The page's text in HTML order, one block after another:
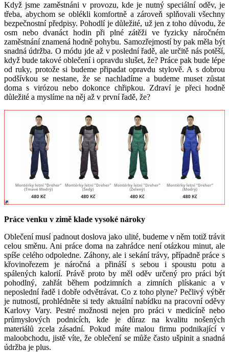
Když jsme zaměstnáni v provozu, kde je nutný speciální oděv, je
třeba, abychom se oblékli komfortně a zároveň splňovali všechny
bezpečnostní předpisy. Pohodlí je důležité, už jen z toho důvodu, že
osm nebo dvanáct hodin při plné zátěži ve fyzicky náročném
zaměstnání znamená hodně pohybu. Samozřejmostí by pak měla být
snadná údržba. O módu jde až v poslední řadě, ale určitě nás potěší,
když bude takové oblečení i opravdu slušet, že? Práce pak bude lépe
od ruky, protože si budeme připadat opravdu stylově. A s dobrou
podšívkou se nestane, že se nachladíme a budeme muset zůstat
doma s virózou nebo dokonce chřipkou. Zdraví je přeci hodně
důležité a myslíme na něj až v první řadě, že?
Práce venku v zimě klade vysoké nároky
Oblečení musí padnout doslova jako ulité, budeme v něm totiž trávit
celou směnu. Ani práce doma na zahrádce není otázkou minut, ale
spíše celého odpoledne. Záhony, ale i sekání trávy, případně práce s
křovinořezem je náročná a přináší s sebou i spoustu potu a
spálených kalorií. Právě proto by měl oděv určený pro práci být
pohodlný, zahřát během podzimních a zimních plískanic a v
neposlední řadě i dobře odvětrávat. Co z toho plyne? Pečlivý výběr
je nutností, prohlédněte si tedy aktuální nabídku na pracovní oděvy
Karlovy Vary. Pestré možnosti nejen pro práci v medicíně nebo
průmyslových podnicích, kde je důraz na kvalitu nošených
materiálů zcela zásadní. Pokud máte malou firmu podnikající v
maloobchodu, jistě víte, že oblečení se může často ušpinit a snadná
údržba je plus.